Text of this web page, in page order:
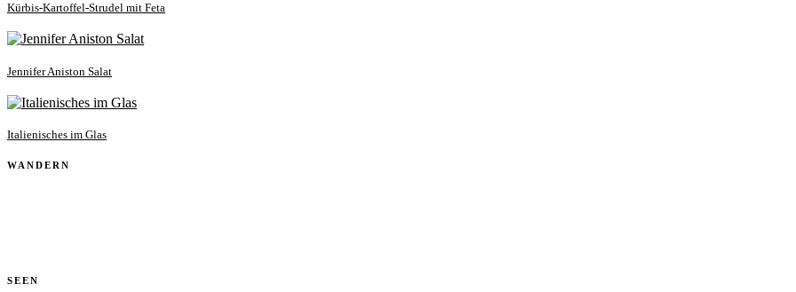
Kürbis-Kartoffel-Strudel mit Feta
Jennifer Aniston Salat
Italienisches im Glas
WANDERN
SEEN